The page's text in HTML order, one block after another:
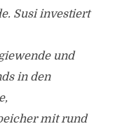
Susi investiert
und
in den
mit rund